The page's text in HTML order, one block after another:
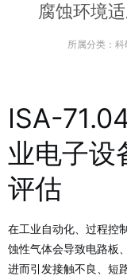
腐蚀环境
所属分类： 科
ISA-
业电子设
评估
在工业自动化、过程控
蚀性气体会导致电路板
进而引发接触不良、短